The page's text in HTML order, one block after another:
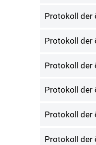
Protokoll der
Protokoll der
Protokoll der
Protokoll der
Protokoll der
Protokoll der